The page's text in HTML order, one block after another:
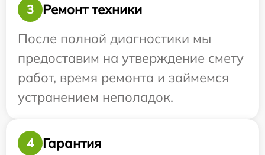
3
Ремонт техники
После полной диагностики мы
предоставим на утверждение смету
работ, время ремонта и займемся
устранением неполадок.
4
Гарантия